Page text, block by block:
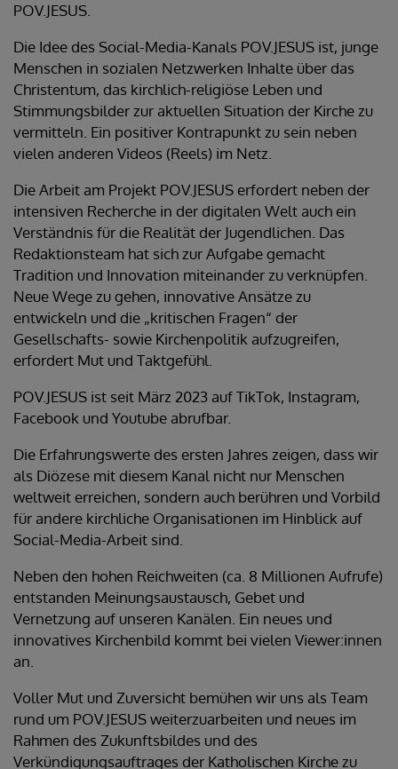
POV.JESUS.
Die Idee des Social-Media-Kanals POV.JESUS ist, junge
Menschen in sozialen Netzwerken Inhalte über das
Christentum, das kirchlich-religiöse Leben und
Stimmungsbilder zur aktuellen Situation der Kirche zu
vermitteln. Ein positiver Kontrapunkt zu sein neben
vielen anderen Videos (Reels) im Netz.
Die Arbeit am Projekt POV.JESUS erfordert neben der
intensiven Recherche in der digitalen Welt auch ein
Verständnis für die Realität der Jugendlichen. Das
Redaktionsteam hat sich zur Aufgabe gemacht
Tradition und Innovation miteinander zu verknüpfen.
Neue Wege zu gehen, innovative Ansätze zu
entwickeln und die „kritischen Fragen“ der
Gesellschafts- sowie Kirchenpolitik aufzugreifen,
erfordert Mut und Taktgefühl.
POV.JESUS ist seit März 2023 auf TikTok, Instagram,
Facebook und Youtube abrufbar.
Die Erfahrungswerte des ersten Jahres zeigen, dass wir
als Diözese mit diesem Kanal nicht nur Menschen
weltweit erreichen, sondern auch berühren und Vorbild
für andere kirchliche Organisationen im Hinblick auf
Social-Media-Arbeit sind.
Neben den hohen Reichweiten (ca. 8 Millionen Aufrufe)
entstanden Meinungsaustausch, Gebet und
Vernetzung auf unseren Kanälen. Ein neues und
innovatives Kirchenbild kommt bei vielen Viewer:innen
an.
Voller Mut und Zuversicht bemühen wir uns als Team
rund um POV.JESUS weiterzuarbeiten und neues im
Rahmen des Zukunftsbildes und des
Verkündigungsauftrages der Katholischen Kirche zu